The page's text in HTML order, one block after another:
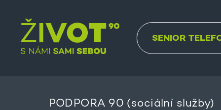
SENIOR
PODPORA 90 (sociální služby)